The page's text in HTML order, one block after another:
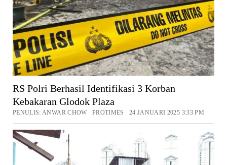
RS Polri Berhasil Identifikasi 3 Korban
Kebakaran Glodok Plaza
PENULIS: ANWAR CHOW PROTIMES 24 JANUARI 2025 3:33 PM